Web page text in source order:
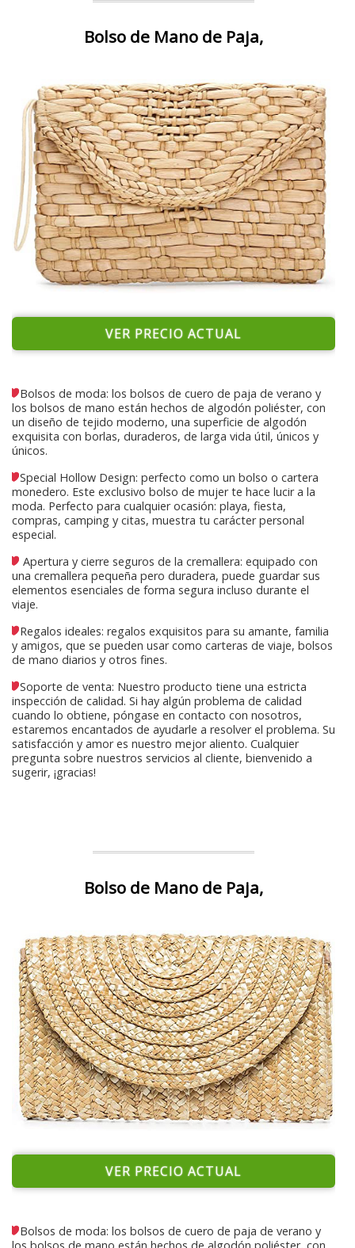
Bolso de Mano de Paja,
VER PRECIO ACTUAL
Bolsos de moda: los bolsos de cuero de paja de verano y
los bolsos de mano están hechos de algodón poliéster, con
un diseño de tejido moderno, una superficie de algodón
exquisita con borlas, duraderos, de larga vida útil, únicos y
únicos.
Special Hollow Design: perfecto como un bolso o cartera
monedero. Este exclusivo bolso de mujer te hace lucir a la
moda. Perfecto para cualquier ocasión: playa, fiesta,
compras, camping y citas, muestra tu carácter personal
especial.
Apertura y cierre seguros de la cremallera: equipado con
una cremallera pequeña pero duradera, puede guardar sus
elementos esenciales de forma segura incluso durante el
viaje.
Regalos ideales: regalos exquisitos para su amante, familia
y amigos, que se pueden usar como carteras de viaje, bolsos
de mano diarios y otros fines.
Soporte de venta: Nuestro producto tiene una estricta
inspección de calidad. Si hay algún problema de calidad
cuando lo obtiene, póngase en contacto con nosotros,
estaremos encantados de ayudarle a resolver el problema. Su
satisfacción y amor es nuestro mejor aliento. Cualquier
pregunta sobre nuestros servicios al cliente, bienvenido a
sugerir, ¡gracias!
Bolso de Mano de Paja,
VER PRECIO ACTUAL
Bolsos de moda: los bolsos de cuero de paja de verano y